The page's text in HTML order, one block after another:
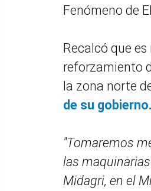
Fenómeno de
Recalcó que
reforzamiento
la zona norte
de su gobierno.
"Tomaremos
las
Midagri, en el